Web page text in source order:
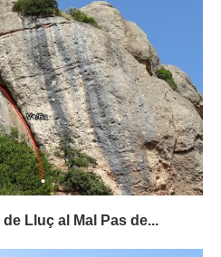
Lluç al Mal Pas de...